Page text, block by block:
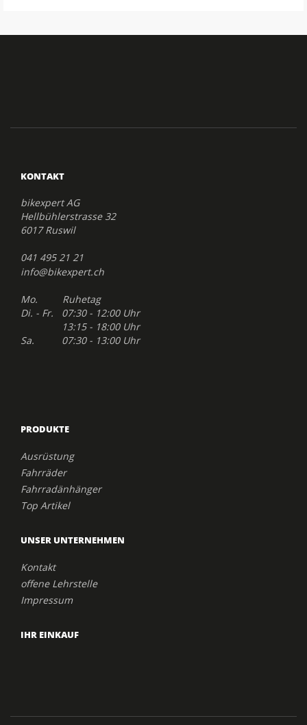
KONTAKT
bikexpert AG
Hellbühlerstrasse 32
6017 Ruswil
041 495 21 21
info@bikexpert.ch
Mo. Ruhetag
Di. - Fr. 07:30 - 12:00 Uhr
13:15 - 18:00 Uhr
Sa. 07:30 - 13:00 Uhr
PRODUKTE
Ausrüstung
Fahrräder
Fahrradänhänger
Top Artikel
UNSER UNTERNEHMEN
Kontakt
offene Lehrstelle
Impressum
IHR EINKAUF